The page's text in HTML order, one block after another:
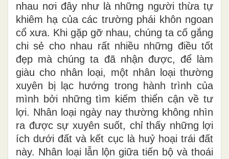
nhau nơi đây như là những người thừa tự
khiêm hạ của các trường phái khôn ngoan
cổ xưa. Khi gặp gỡ nhau, chúng ta cố gắng
chi sẻ cho nhau rất nhiều những điều tốt
đẹp mà chúng ta đã nhận được, để làm
giàu cho nhân loại, một nhân loại thường
xuyên bị lạc hướng trong hành trình của
mình bởi những tìm kiếm thiển cận về tư
lợi. Nhân loại ngày nay thường không nhìn
ra được sự xuyên suốt, chỉ thấy những lợi
ích dưới đất và kết cục là huỷ hoại trái đất
này. Nhân loại lẫn lộn giữa tiến bộ và thoái